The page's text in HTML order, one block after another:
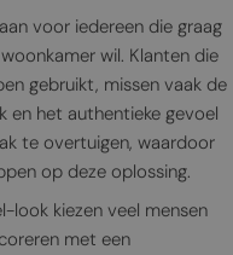
voor iedereen die graag
wil. Klanten die
gebruikt, missen vaak de
en het authentieke gevoel
te overtuigen, waardoor
op deze oplossing.
look kiezen veel mensen
met een